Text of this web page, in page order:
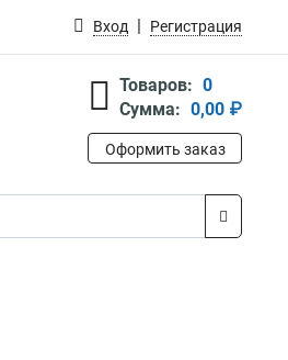
Вход Регистрация
Товаров: 0
Сумма: 0,00 ₽
Оформить заказ